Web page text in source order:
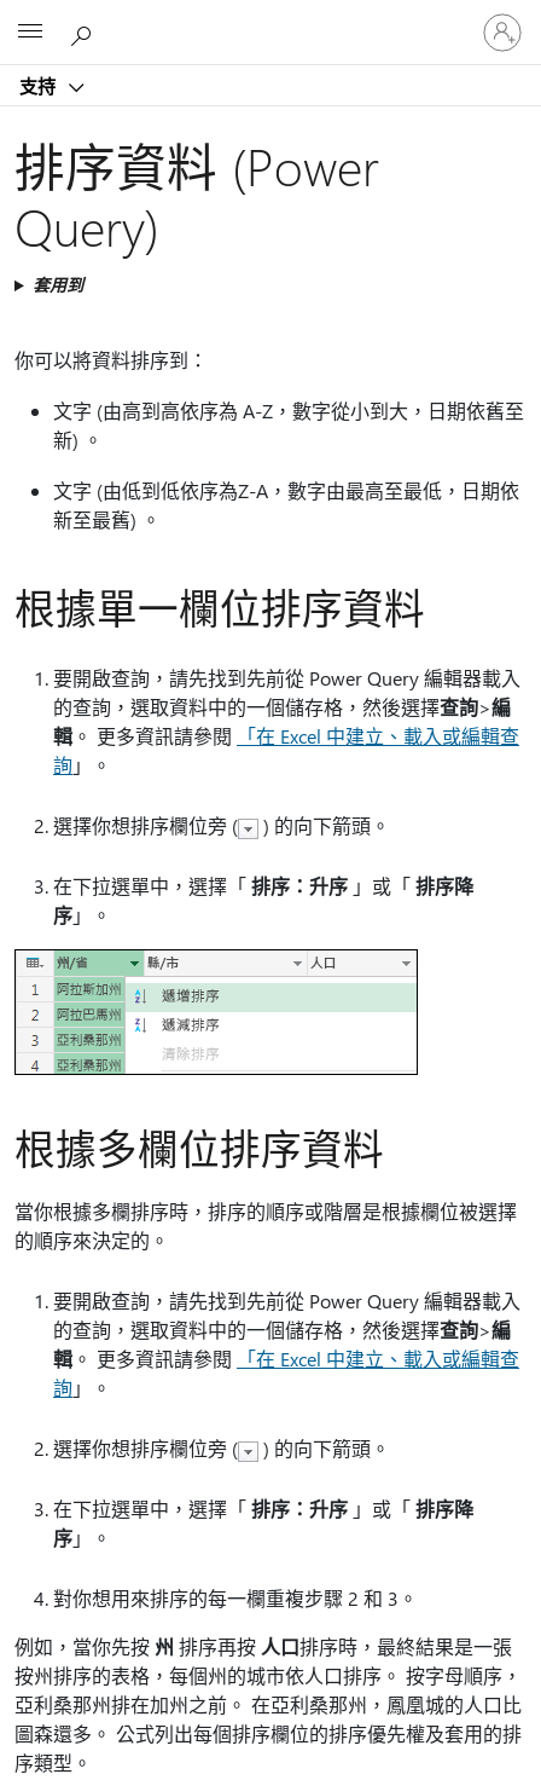
支持
登
入
您
排序資料 (Power
Query)
套用到
你可以將資料排序到：
文字 (由高到高依序為 A-Z，數字從小到大，日期依舊至
新) 。
文字 (由低到低依序為Z-A，數字由最高至最低，日期依
新至最舊) 。
根據單一欄位排序資料
要開啟查詢，請先找到先前從 Power Query 編輯器載入
的查詢，選取資料中的一個儲存格，然後選擇查詢>編
輯 。 更多資訊請參閱
「在 Excel 中建立、載入或編輯查
詢」。
選擇你想排序欄位旁 ( ) 的向下箭頭。
在下拉選單中，選擇「排序：升序 」或「排序降
序」。
根據多欄位排序資料
當你根據多欄排序時，排序的順序或階層是根據欄位被選擇
的順序來決定的。
要開啟查詢，請先找到先前從 Power Query 編輯器載入
的查詢，選取資料中的一個儲存格，然後選擇查詢>編
輯 。 更多資訊請參閱
「在 Excel 中建立、載入或編輯查
詢」。
選擇你想排序欄位旁 ( ) 的向下箭頭。
在下拉選單中，選擇「排序：升序 」或「排序降
序」。
對你想用來排序的每一欄重複步驟 2 和 3。
例如，當你先按 州 排序再按 人口排序時，最終結果是一張
按州排序的表格，每個州的城市依人口排序。 按字母順序，
亞利桑那州排在加州之前。 在亞利桑那州，鳳凰城的人口比
圖森還多。 公式列出每個排序欄位的排序優先權及套用的排
序類型。